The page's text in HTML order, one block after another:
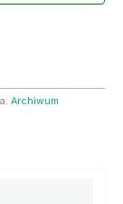
Archiwum